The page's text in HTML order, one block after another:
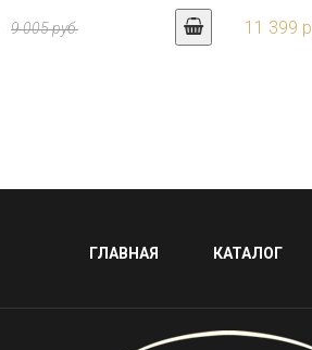
9 005 руб. 11 399
ГЛАВНАЯ КАТАЛОГ